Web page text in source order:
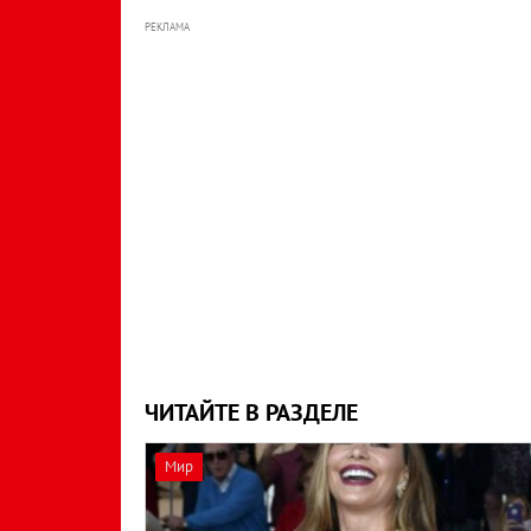
РЕКЛАМА
ЧИТАЙТЕ В РАЗДЕЛЕ
Мир